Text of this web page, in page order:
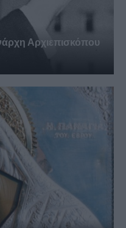
Αρχιεπισκόπου